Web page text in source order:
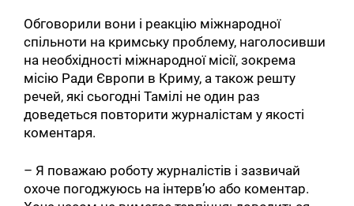
Обговорили вони і реакцію міжнародної
спільноти на кримську проблему, наголосивши
на необхідності міжнародної місії, зокрема
місію Ради Європи в Криму, а також решту
речей, які сьогодні Тамілі не один раз
доведеться повторити журналістам у якості
коментаря.
– Я поважаю роботу журналістів і зазвичай
охоче погоджуюсь на інтерв’ю або коментар.